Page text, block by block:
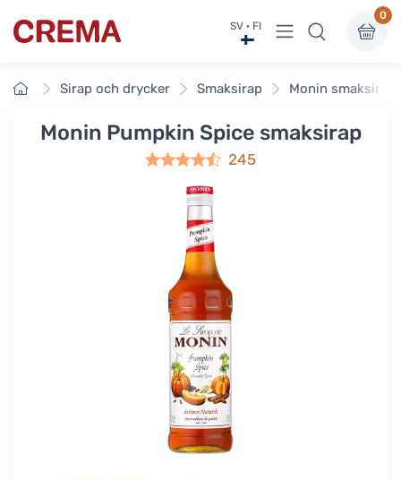
Crema SV · FI Visa undermeny
0
Framsidan
Sirap och drycker Smaksirap Monin smaksirap
Monin Pumpkin Spice smaksirap
245